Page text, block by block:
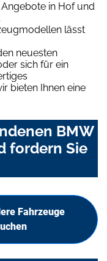
in Hof und
lässt
neuesten
sich für ein
bieten Ihnen eine
BMW
fordern Sie
Fahrzeuge